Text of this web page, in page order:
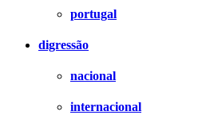
portugal
digressão
nacional
internacional